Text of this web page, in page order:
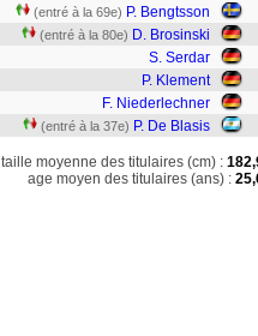
(entré à la 69e) P. Bengtsson
(entré à la 80e) D. Brosinski
S. Serdar
P. Klement
F. Niederlechner
(entré à la 37e) P. De Blasis
taille moyenne des titulaires (cm) :
age moyen des titulaires (ans) :